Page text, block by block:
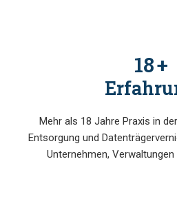
18+
Mehr als 18 Jahre Praxis in
Entsorgung und
Unternehmen,